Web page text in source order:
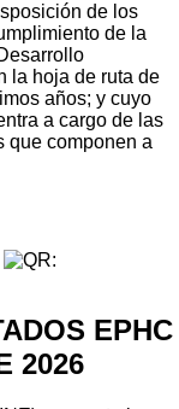
de los
de la
la hoja de ruta de
años; y cuyo
a cargo de las
que componen a
EPHC
2026